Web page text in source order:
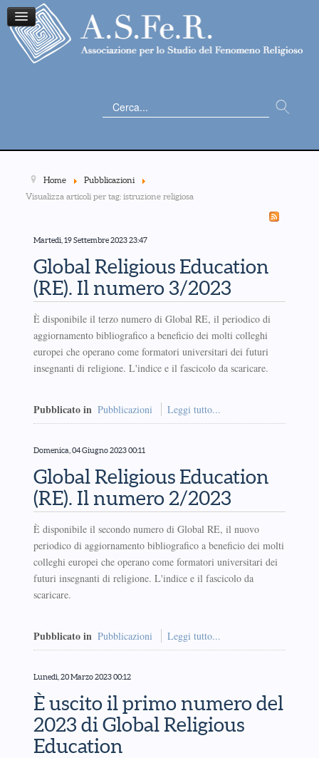
Cerca...
Home
Pubblicazioni
Visualizza articoli per tag: istruzione religiosa
Martedì, 19 Settembre 2023 23:47
Global Religious Education
(RE). Il numero 3/2023
È disponibile il terzo numero di Global RE, il periodico di
aggiornamento bibliografico a beneficio dei molti colleghi
europei che operano come formatori universitari dei futuri
insegnanti di religione. L'indice e il fascicolo da scaricare.
Pubblicato in Pubblicazioni Leggi tutto...
Domenica, 04 Giugno 2023 00:11
Global Religious Education
(RE). Il numero 2/2023
È disponibile il secondo numero di Global RE, il nuovo
periodico di aggiornamento bibliografico a beneficio dei molti
colleghi europei che operano come formatori universitari dei
futuri insegnanti di religione. L'indice e il fascicolo da
scaricare.
Pubblicato in Pubblicazioni Leggi tutto...
Lunedì, 20 Marzo 2023 00:12
È uscito il primo numero del
2023 di Global Religious
Education